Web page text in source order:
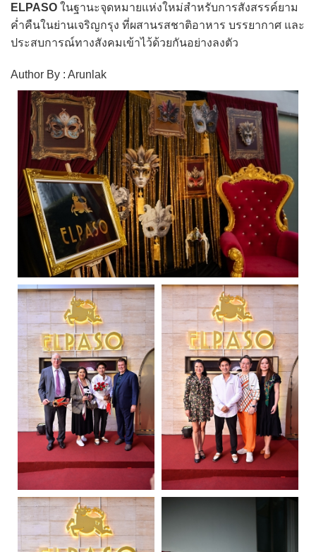
ELPASO ในฐานะจุดหมายแห่งใหม่สำหรับการสังสรรค์ยาม
ค่ำคืนในย่านเจริญกรุง ที่ผสานรสชาติอาหาร บรรยากาศ และ
ประสบการณ์ทางสังคมเข้าไว้ด้วยกันอย่างลงตัว
Author By : Arunlak